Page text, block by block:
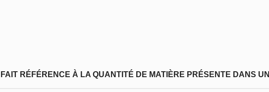
RÉFÉRENCE À LA QUANTITÉ DE MATIÈRE PRÉSENTE DANS